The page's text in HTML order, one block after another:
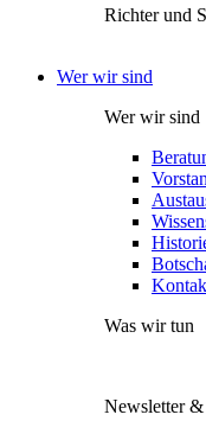
Richter und
Wer wir sind
Wer wir sind
Was wir tun
Newsletter